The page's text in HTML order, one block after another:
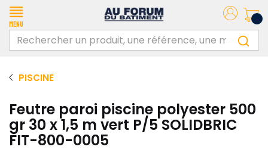
Menu
PISCINE
Feutre paroi piscine polyester 500
gr 30 x 1,5 m vert P/5 SOLIDBRIC
FIT-800-0005